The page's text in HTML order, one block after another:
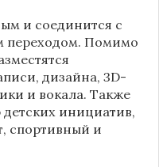
и соединится с
переходом. Помимо
дизайна, 3D-
и вокала. Также
детских инициатив,
спортивный и